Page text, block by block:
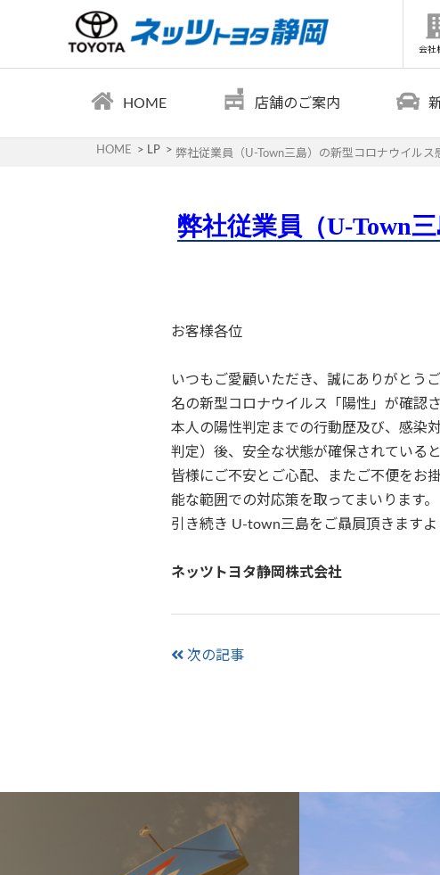
会社
HOME 店舗のご案内
HOME LP 弊社従業員（U-Town三島）の新型コロナウイルス
弊社従業員（U-Town
お客様各位
いつもご愛顧いただき、誠にありがとう
名の新型コロナウイルス「陽性」が確認
本人の陽性判定までの行動歴及び、感染
判定）後、安全な状態が確保されている
皆様にご不安とご心配、またご不便をお
能な範囲での対応策を取ってまいります。
引き続き U-town三島をご贔屓頂きますよ
ネッツトヨタ静岡株式会社
次の記事